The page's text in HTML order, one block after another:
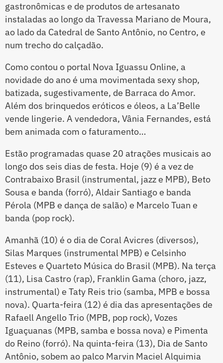
gastronômicas e de produtos de artesanato
instaladas ao longo da Travessa Mariano de Moura,
ao lado da Catedral de Santo Antônio, no Centro, e
num trecho do calçadão.
Como contou o portal Nova Iguassu Online, a
novidade do ano é uma movimentada sexy shop,
batizada, sugestivamente, de Barraca do Amor.
Além dos brinquedos eróticos e óleos, a La’Belle
vende lingerie. A vendedora, Vânia Fernandes, está
bem animada com o faturamento…
Estão programadas quase 20 atrações musicais ao
longo dos seis dias de festa. Hoje (9) é a vez de
Contrabaixo Brasil (instrumental, jazz e MPB), Beto
Sousa e banda (forró), Aldair Santiago e banda
Pérola (MPB e dança de salão) e Marcelo Tuan e
banda (pop rock).
Amanhã (10) é o dia de Coral Avicres (diversos),
Silas Marques (instrumental MPB) e Celsinho
Esteves e Quarteto Música do Brasil (MPB). Na terça
(11), Lisa Castro (rap), Franklin Gama (choro, jazz,
instrumental) e Taty Reis trio (samba, MPB e bossa
nova). Quarta-feira (12) é dia das apresentações de
Rafaell Angello Trio (MPB, pop rock), Vozes
Iguaçuanas (MPB, samba e bossa nova) e Pimenta
do Reino (forró). Na quinta-feira (13), Dia de Santo
Antônio, sobem ao palco Marvin Maciel Alquimia